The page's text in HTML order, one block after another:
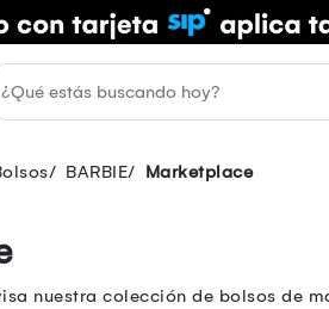
BARBIE Marketplace
nuestra colección de bolsos de